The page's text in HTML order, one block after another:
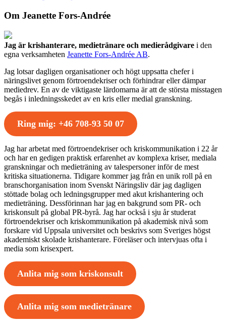
Om Jeanette Fors-Andrée
Jag är krishanterare, medietränare och medierådgivare i den
egna verksamheten Jeanette Fors-Andrée AB.
Jag lotsar dagligen organisationer och högt uppsatta chefer i
näringslivet genom förtroendekriser och förhindrar eller dämpar
mediedrev. En av de viktigaste lärdomarna är att de största misstagen
begås i inledningsskedet av en kris eller medial granskning.
Ring mig: +46 708-93 50 07
Jag har arbetat med förtroendekriser och kriskommunikation i 22 år
och har en gedigen praktisk erfarenhet av komplexa kriser, mediala
granskningar och medieträning av talespersoner inför de mest
kritiska situationerna. Tidigare kommer jag från en unik roll på en
branschorganisation inom Svenskt Näringsliv där jag dagligen
stöttade bolag och ledningsgrupper med akut krishantering och
medieträning. Dessförinnan har jag en bakgrund som PR- och
kriskonsult på global PR-byrå. Jag har också i sju år studerat
förtroendekriser och kriskommunikation på akademisk nivå som
forskare vid Uppsala universitet och beskrivs som Sveriges högst
akademiskt skolade krishanterare. Föreläser och intervjuas ofta i
media som krisexpert.
Anlita mig som kriskonsult
Anlita mig som medietränare